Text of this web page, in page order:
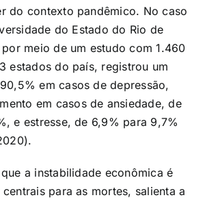
do contexto pandêmico. No caso
do Estado do Rio de
meio de um estudo com 1.460
estados do país, registrou um
em casos de depressão,
em casos de ansiedade, de
e estresse, de 6,9% para 9,7%
a instabilidade econômica é
para as mortes, salienta a